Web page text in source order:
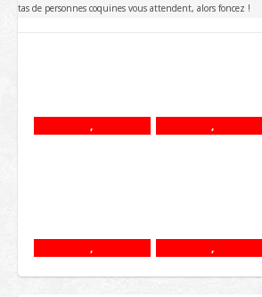
tas de personnes coquines vous attendent, alors foncez !
, ,
, ,